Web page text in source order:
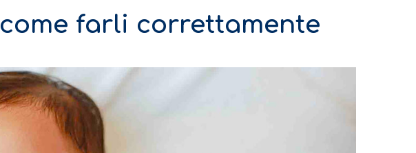
farli correttamente